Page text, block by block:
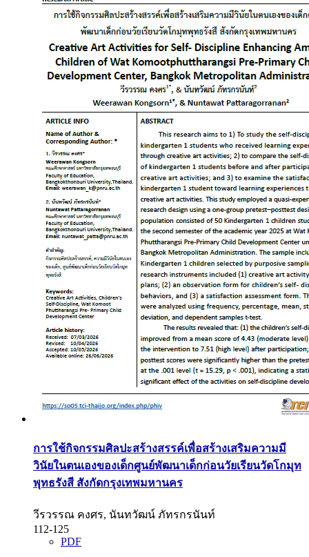
การใช้กิจกรรมศิลปะสร้างสรรค์เพื่อสร้างเสริมความมี
วินัยในตนเองของเด็กศูนย์พัฒนาเด็กก่อนวัยเรียนวัดโกมุท
พุทธรังสี สังกัดกรุงเทพมหานคร
วีรวรรณ คงศร, นันทวัฒน์ ภัทรกรนันท์
112-125
PDF